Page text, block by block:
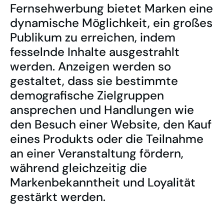
Fernsehwerbung bietet Marken eine
dynamische Möglichkeit, ein großes
Publikum zu erreichen, indem
fesselnde Inhalte ausgestrahlt
werden. Anzeigen werden so
gestaltet, dass sie bestimmte
demografische Zielgruppen
ansprechen und Handlungen wie
den Besuch einer Website, den Kauf
eines Produkts oder die Teilnahme
an einer Veranstaltung fördern,
während gleichzeitig die
Markenbekanntheit und Loyalität
gestärkt werden.